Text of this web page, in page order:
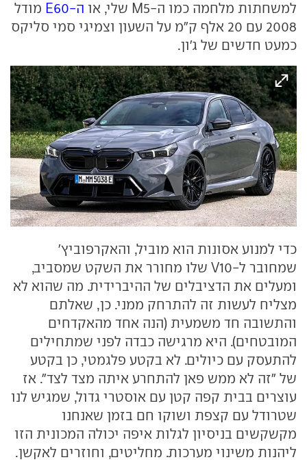
למשחתות מלחמה כמו ה-M5 שלי, או ה-E60
מודל
2008 עם 20 אלף ק"מ על השעון וצמיגי סמי סליקס
כמעט חדשים של ג'ון.
כדי למנוע אסונות הוא מוביל, והאקרפוביץ'
שמחובר ל-V10 שלו מחורר את השקט שמסביב,
ומעלים את הדציבלים של ההיברידית. מה שהוא לא
מצליח לעשות זה להתרחק ממני. כן, שאלתם
והתשובה חד משמעית (הנה אחד מהאקדחים
המובטחים). היא מרגישה כבדה לפני שמתחילים
להתעסק עם כיולים. לא בקטע פלגמטי, כן בקטע
של "זה לא ממש פאן להתחרע איתה מצד לצד". אז
עוצרים בבית קפה קטן עם אוסטרי גדול, שמגיש לנו
שטרודל עם קצפת ושוקו חם בזמן שאנחנו
מקשקשים בניסיון לגלות איפה יכולה המכונית הזו
ליהנות משינוי מערכות. מחליטים, וחוזרים לאקשן.